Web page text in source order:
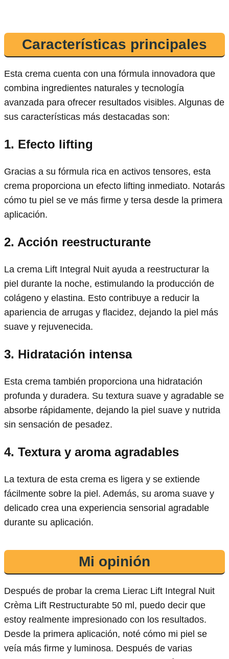
Características principales
Esta crema cuenta con una fórmula innovadora que
combina ingredientes naturales y tecnología
avanzada para ofrecer resultados visibles. Algunas de
sus características más destacadas son:
1. Efecto lifting
Gracias a su fórmula rica en activos tensores, esta
crema proporciona un efecto lifting inmediato. Notarás
cómo tu piel se ve más firme y tersa desde la primera
aplicación.
2. Acción reestructurante
La crema Lift Integral Nuit ayuda a reestructurar la
piel durante la noche, estimulando la producción de
colágeno y elastina. Esto contribuye a reducir la
apariencia de arrugas y flacidez, dejando la piel más
suave y rejuvenecida.
3. Hidratación intensa
Esta crema también proporciona una hidratación
profunda y duradera. Su textura suave y agradable se
absorbe rápidamente, dejando la piel suave y nutrida
sin sensación de pesadez.
4. Textura y aroma agradables
La textura de esta crema es ligera y se extiende
fácilmente sobre la piel. Además, su aroma suave y
delicado crea una experiencia sensorial agradable
durante su aplicación.
Mi opinión
Después de probar la crema Lierac Lift Integral Nuit
Crèma Lift Restructurabte 50 ml, puedo decir que
estoy realmente impresionado con los resultados.
Desde la primera aplicación, noté cómo mi piel se
veía más firme y luminosa. Después de varias